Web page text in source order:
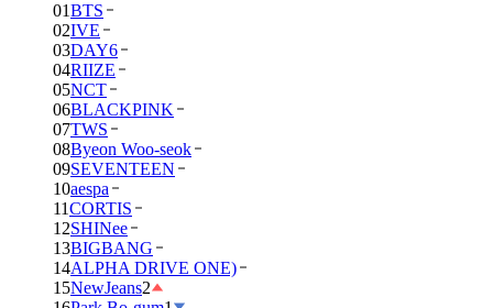
01BTS
02IVE
03DAY6
04RIIZE
05NCT
06BLACKPINK
07TWS
08Byeon Woo-seok
09SEVENTEEN
10aespa
11CORTIS
12SHINee
13BIGBANG
14ALPHA DRIVE ONE)
15NewJeans2